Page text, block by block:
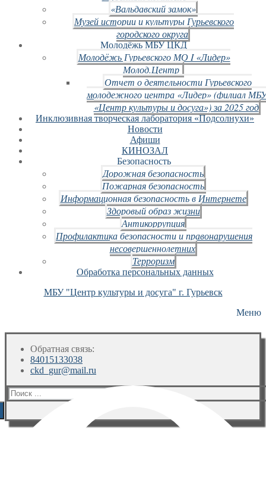
«Вальдавский замок»
Музей истории и культуры Гурьевского
городского округа
Молодёжь МБУ ЦКД
Молодёжь Гурьевского МО I «Лидер»
Молод.Центр
Отчет о деятельности Гурьевского
молодежного центра «Лидер» (филиал
«Центр культуры и досуга») за 2025 год
Инклюзивная творческая лаборатория «Подсолнухи»
Новости
Афиши
КИНОЗАЛ
Безопасность
Дорожная безопасность
Пожарная безопасность
Информационная безопасность в Интернете
Здоровый образ жизни
Антикоррупция
Профилактика безопасности и правонарушения
несовершеннолетних
Терроризм
Обработка персональных данных
МБУ "Центр культуры и досуга" г. Гурьевск
Меню
Обратная связь:
84015133038
ckd_gur@mail.ru
Искать: